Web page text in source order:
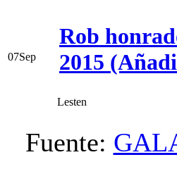
07Sep
Rob
2015
Lesten
Fuente: